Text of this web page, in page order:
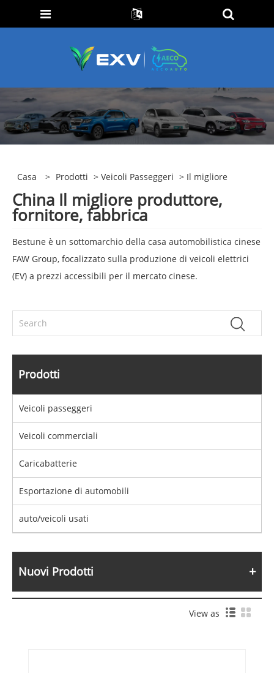
Casa > Prodotti >Veicoli Passeggeri > Il migliore
China Il migliore produttore,
fornitore, fabbrica
Bestune è un sottomarchio della casa automobilistica cinese
FAW Group, focalizzato sulla produzione di veicoli elettrici
(EV) a prezzi accessibili per il mercato cinese.
Prodotti
Veicoli passeggeri
Veicoli commerciali
Caricabatterie
Esportazione di automobili
auto/veicoli usati
Nuovi Prodotti
View as